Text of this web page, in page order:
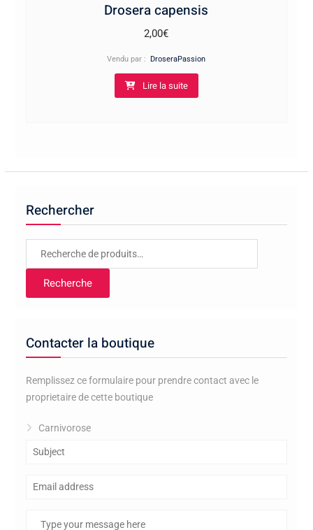
Drosera capensis
2,00€
Vendu par : DroseraPassion
Lire la suite
Rechercher
Recherche
Recherche
Contacter la boutique
Remplissez ce formulaire pour prendre contact avec le
proprietaire de cette boutique
Carnivorose